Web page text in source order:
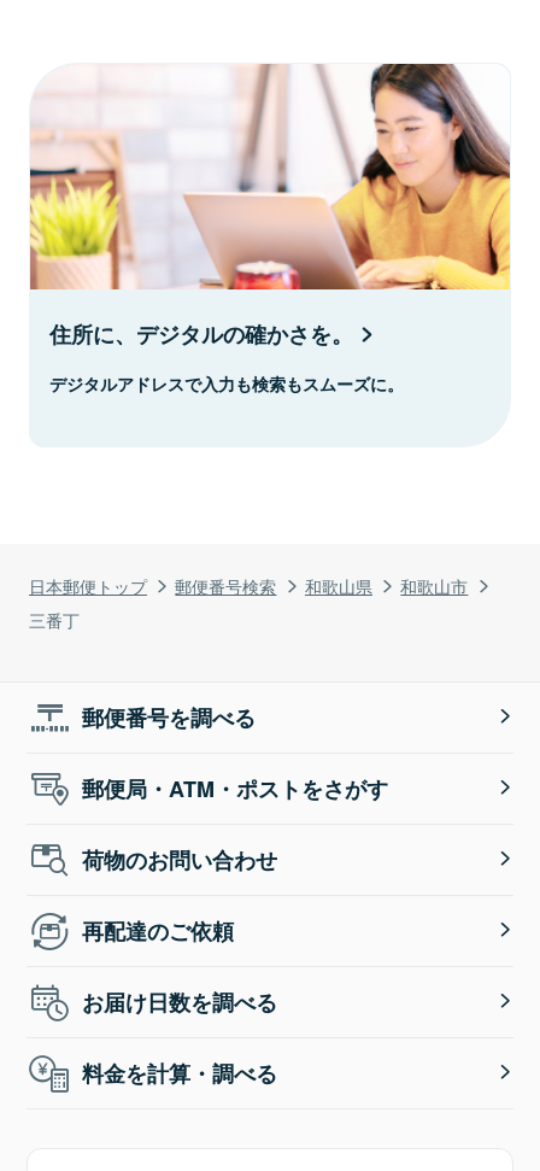
日本郵便トップ 郵便番号検索 和歌山県
和歌山市
三番丁
住所に、デジタルの確かさを。
デジタルアドレスで入力も検索もスムーズに。
郵便番号を調べる
郵便局・ATM・ポストをさがす
荷物のお問い合わせ
再配達のご依頼
お届け日数を調べる
料金を計算・調べる